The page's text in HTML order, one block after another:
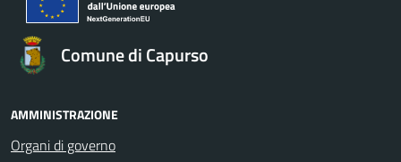
Comune di Capurso
AMMINISTRAZIONE
Organi di governo